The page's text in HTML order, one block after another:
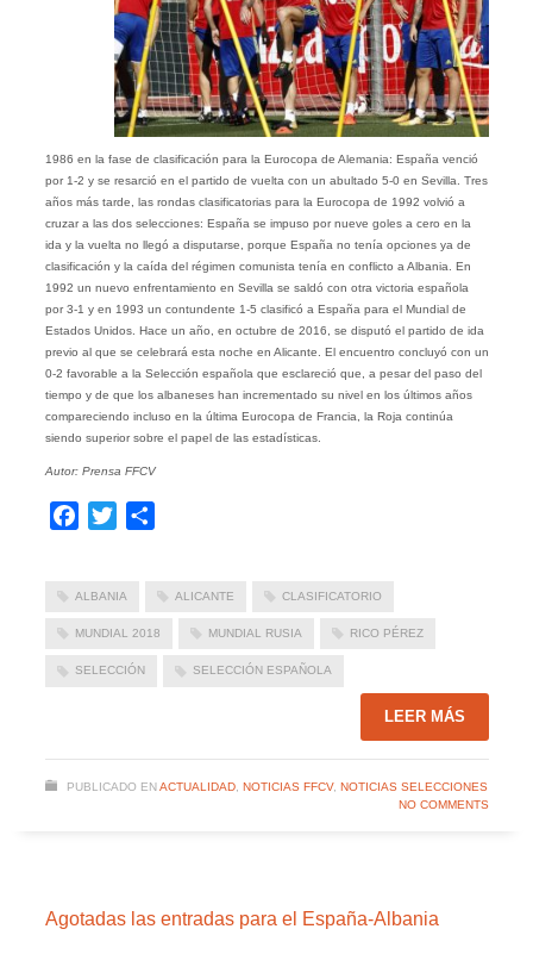
1986 en la fase de clasificación para la Eurocopa de Alemania: España venció
por 1-2 y se resarció en el partido de vuelta con un abultado 5-0 en Sevilla. Tres
años más tarde, las rondas clasificatorias para la Eurocopa de 1992 volvió a
cruzar a las dos selecciones: España se impuso por nueve goles a cero en la
ida y la vuelta no llegó a disputarse, porque España no tenía opciones ya de
clasificación y la caída del régimen comunista tenía en conflicto a Albania. En
1992 un nuevo enfrentamiento en Sevilla se saldó con otra victoria española
por 3-1 y en 1993 un contundente 1-5 clasificó a España para el Mundial de
Estados Unidos. Hace un año, en octubre de 2016, se disputó el partido de ida
previo al que se celebrará esta noche en Alicante. El encuentro concluyó con un
0-2 favorable a la Selección española que esclareció que, a pesar del paso del
tiempo y de que los albaneses han incrementado su nivel en los últimos años
compareciendo incluso en la última Eurocopa de Francia, la Roja continúa
siendo superior sobre el papel de las estadísticas.
Autor: Prensa FFCV
Facebook
Twitter
ALBANIA ALICANTE CLASIFICATORIO
MUNDIAL 2018 MUNDIAL RUSIA RICO PÉREZ
SELECCIÓN SELECCIÓN ESPAÑOLA
LEER MÁS
PUBLICADO EN ACTUALIDAD, NOTICIAS FFCV, NOTICIAS SELECCIONES
NO COMMENTS
Agotadas las entradas para el España-Albania